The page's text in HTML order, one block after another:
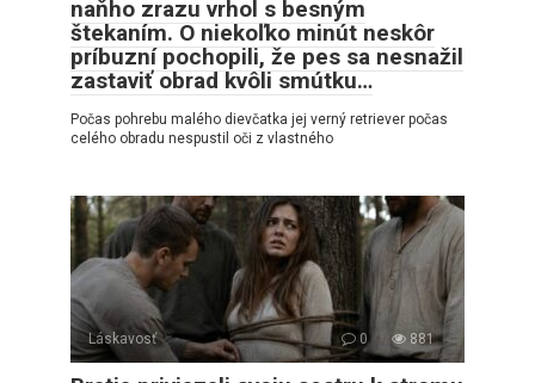
naňho zrazu vrhol s besným
štekaním. O niekoľko minút neskôr
príbuzní pochopili, že pes sa nesnažil
zastaviť obrad kvôli smútku…
Počas pohrebu malého dievčatka jej verný retriever počas
celého obradu nespustil oči z vlastného
Láskavosť 0 881